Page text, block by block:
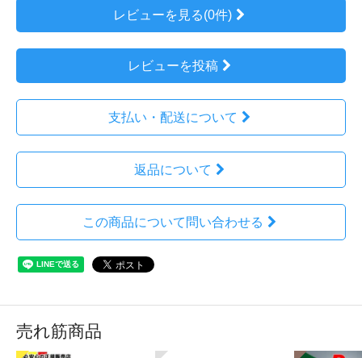
レビューを見る(0件)
レビューを投稿
支払い・配送について
返品について
この商品について問い合わせる
売れ筋商品